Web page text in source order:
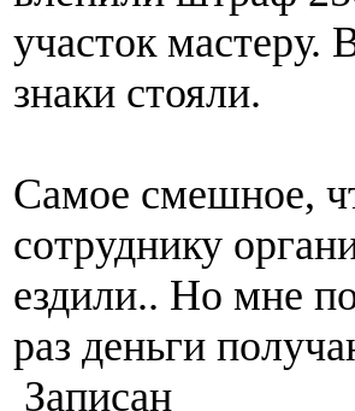
участок мастеру.
знаки стояли.
Самое смешное,
сотруднику
ездили.. Но мне
раз деньги
Записан